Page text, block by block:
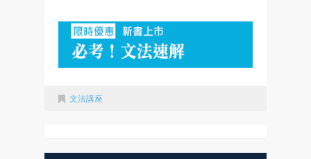
文法講座